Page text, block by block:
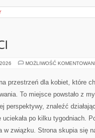
dla tych,
podciągnięcie z
MOŻLIWOŚĆ
ZatrzymajFaceta.pl to
które chcą ogarnąć temat
związek bez udawania. To